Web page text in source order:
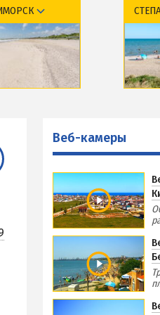
Виндсерфинг на
Отдых на Азовском море
Поездки на море —
Каролино-Бугаз
Скадовск
Хорлы
СЛУЖБА БРОНИРОВАНИЯ
Веб-камеры